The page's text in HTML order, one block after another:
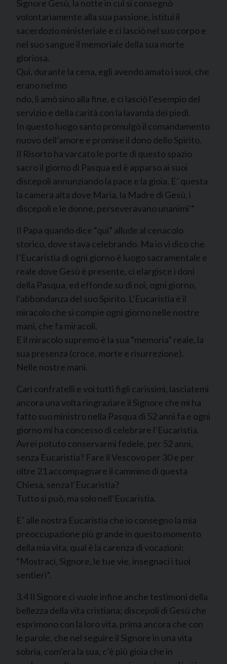
Signore Gesù, la notte in cui si consegnò
volontariamente alla sua passione, istituì il
sacerdozio ministeriale e ci lasciò nel suo corpo e
nel suo sangue il memoriale della sua morte
gloriosa.
Qui, durante la cena, egli avendo amato i suoi, che
erano nel mo
ndo, li amò sino alla fine, e ci lasciò l’esempio del
servizio e della carità con la lavanda dei piedi.
In questo luogo santo promulgò il comandamento
nuovo dell’amore e promise il dono dello Spirito.
Il Risorto ha varcato le porte di questo spazio
sacro il giorno di Pasqua ed è apparso ai suoi
discepoli annunziando la pace e la gioia. E’ questa
la camera alta dove Maria, la Madre di Gesù, i
discepoli e le donne, perseveravano unanimi'”
Il Papa quando dice “qui” allude al cenacolo
storico, dove stava celebrando. Ma io vi dico che
l’Eucaristia di ogni giorno è luogo sacramentale e
reale dove Gesù è presente, ci elargisce i doni
della Pasqua, ed effonde su di noi, ogni giorno,
l’abbondanza del suo Spirito. L’Eucaristia è il
miracolo che si compie ogni giorno nelle nostre
mani, che fa miracoli.
E il miracolo supremo è la sua “memoria” reale, la
sua presenza (croce, morte e risurrezione).
Nelle nostre mani.
Cari confratelli e voi tutti figli carissimi, lasciatemi
ancora una volta ringraziare il Signore che mi ha
fatto suo ministro nella Pasqua di 52 anni fa e ogni
giorno mi ha concesso di celebrare l’Eucaristia.
Avrei potuto conservarmi fedele, per 52 anni,
senza Eucaristia? Fare il Vescovo per 30 e per
oltre 21 accompagnare il cammino di questa
Chiesa, senza l’Eucaristia?
Tutto si può, ma solo nell’Eucaristia.
E’ alle nostra Eucaristia che io consegno la mia
preoccupazione più grande in questo momento
della mia vita, qual è la carenza di vocazioni:
“Mostraci, Signore, le tue vie, insegnaci i tuoi
sentieri”.
3.4 Il Signore ci vuole infine anche testimoni della
bellezza della vita cristiana; discepoli di Gesù che
esprimono con la loro vita, prima ancora che con
le parole, che nel seguire il Signore in una vita
sobria, com’era la sua, c’è più gioia che in